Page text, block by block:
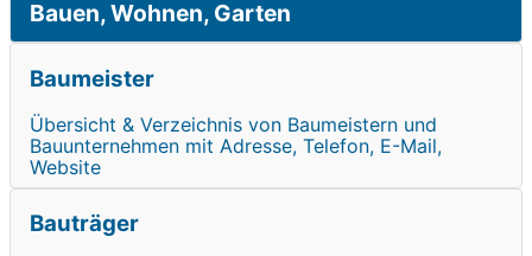
Bauen, Wohnen, Garten
Baumeister
Übersicht & Verzeichnis von Baumeistern und
Bauunternehmen mit Adresse, Telefon, E-Mail,
Website
Bauträger